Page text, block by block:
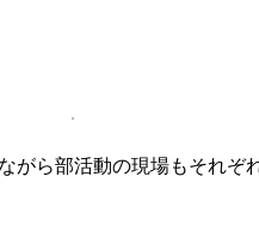
がら部活動の現場もそれぞ